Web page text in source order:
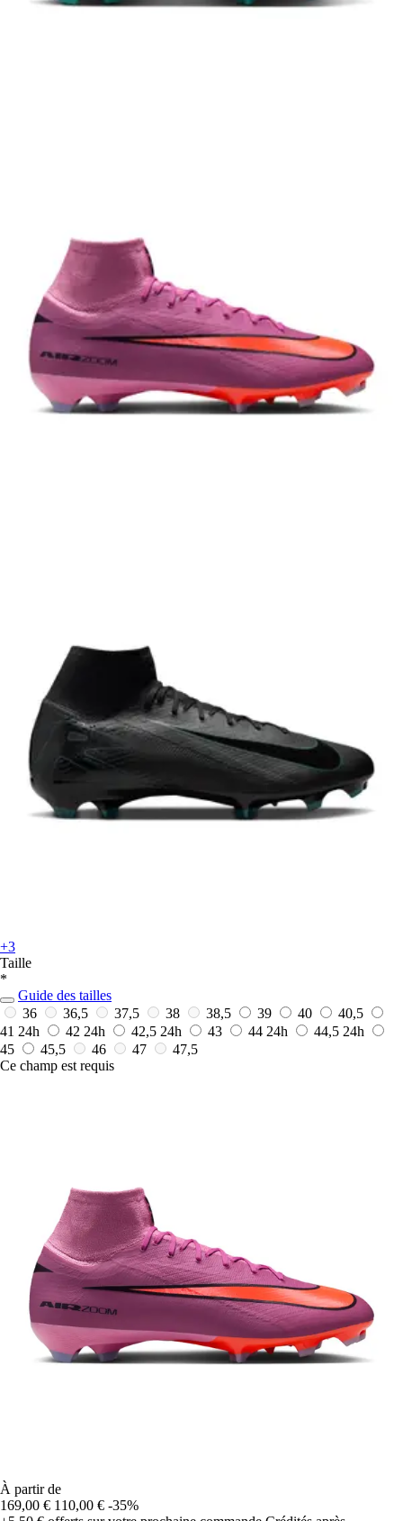
+3
Taille
*
Guide des tailles
36
36,5 37,5 38 38,5 39 40
40,5
41 24h 42 24h 42,5 24h 43 44 24h 44,5 24h
45
45,5 46 47
47,5
Ce champ est requis
À partir de
169,00 € 110,00 € -35%